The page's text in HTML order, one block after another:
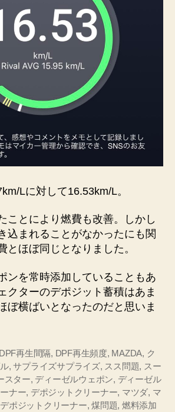
Lに対して16.53km/L。
ことにより燃費も改善。しかし
込まれることがなかったにも関
とほぼ同じとなりました。
ンを常時添加していることもあ
クターのデポジット蓄積はあま
ぼ横ばいとなったのだと思いま
DPF再生間隔, DPF再生頻度, MAZDA, ク
,サプライズサプライズ, スス問題, スー
スター, ディーゼルウェポン, ディーゼル
ナー, デポジットクリーナー, マツダ, マ
ポジットクリーナー,煤問題, 燃料添加